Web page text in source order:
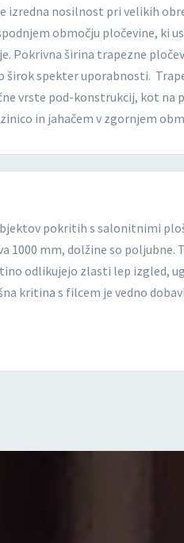
izredna nosilnost pri velikih
območju pločevine, ki
Pokrivna širina trapezne
širok spekter uporabnosti.
vrste pod-konstrukcij, kot na
in jahačem v zgornjem
pokritih s salonitnimi
1000 mm, dolžine so poljubne.
odlikujejo zlasti lep izgled,
kritina s filcem je vedno